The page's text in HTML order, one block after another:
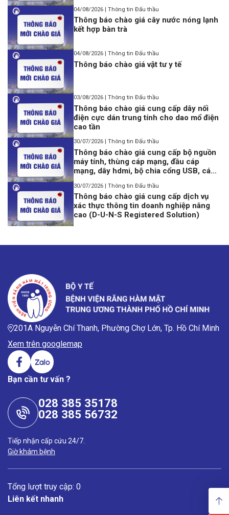
04/08/2026 | Thông tin Đấu thầu
Thông báo chào giá cây nước nóng lạnh
kết hợp bàn trà
04/08/2026 | Thông tin Đấu thầu
Thông báo chào giá vật tư y tế
03/08/2026 | Thông tin Đấu thầu
Thông báo chào giá cung cấp dây nối
điện cực dán trung tính cho dao mổ điện
cao tần
30/07/2026 | Thông tin Đấu thầu
Thông báo chào giá cung cấp bộ nguồn
máy tính, thùng cáp mạng, đầu cáp
mạng, dây hdmi, bộ chia cổng USB, cáp
30/07/2026 | Thông tin Đấu thầu
Thông báo chào giá cung cấp dịch vụ
xác thực thông tin doanh nghiệp nâng
cao (D-U-N-S Registered Solution)
201A Nguyễn Chí Thanh, Phường Chợ Lớn, Tp. Hồ Chí Minh
Xem trên googlemap
Bạn cần tư vấn ?
028 385 35178
028 385 56732
Tiếp nhận cấp cứu 24/7.
Giờ khám bệnh
Tổng lượt truy cập: 0
Liên kết nhanh